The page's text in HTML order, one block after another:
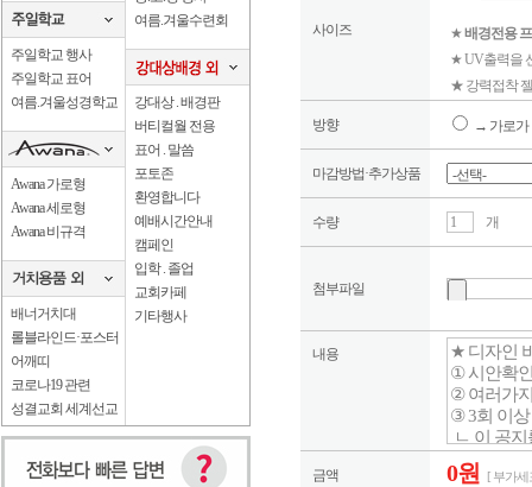
주일학교 행사
주일학교 표어
여름.겨울성경학교
Awana 가로형
Awana 세로형
Awana 비규격
배너거치대
롤블라인드·포스터
어깨띠
코로나19 관련
성결교회 세계선교
여름.겨울수련회
강대상 . 배경판
버티컬월 전용
표어 . 말씀
포토존
환영합니다
예배시간안내
캠페인
입학 . 졸업
교회카페
기타행사
사이즈 ★배경전용
★ UV출력을
★ 강력접착
방향 → 가로가
마감방법·추가상품
수량 개
첨부파일
내용
금액 0원 [ 부가세